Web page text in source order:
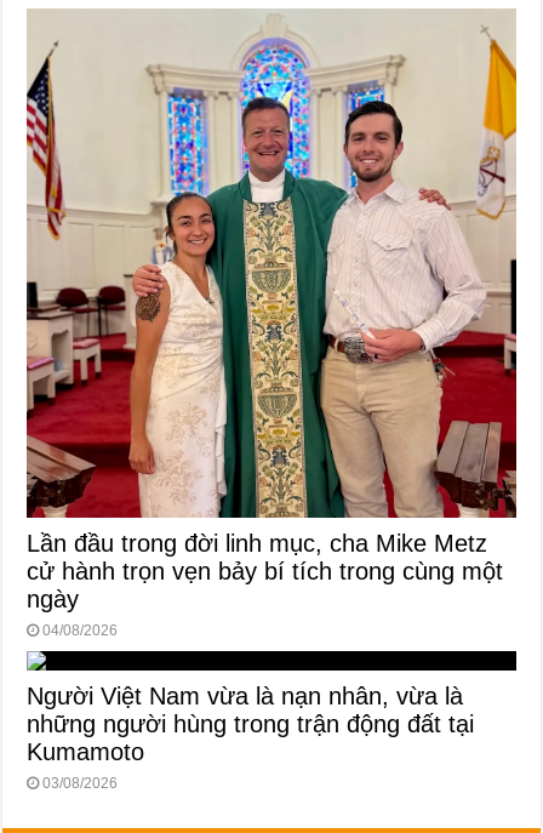
Lần đầu trong đời linh mục, cha Mike Metz
cử hành trọn vẹn bảy bí tích trong cùng một
ngày
04/08/2026
Người Việt Nam vừa là nạn nhân, vừa là
những người hùng trong trận động đất tại
Kumamoto
03/08/2026